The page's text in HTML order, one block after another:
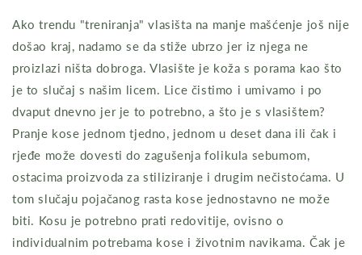
Ako trendu "treniranja" vlasišta na manje mašćenje još nije
došao kraj, nadamo se da stiže ubrzo jer iz njega ne
proizlazi ništa dobroga. Vlasište je koža s porama kao što
je to slučaj s našim licem. Lice čistimo i umivamo i po
dvaput dnevno jer je to potrebno, a što je s vlasištem?
Pranje kose jednom tjedno, jednom u deset dana ili čak i
rjeđe može dovesti do zagušenja folikula sebumom,
ostacima proizvoda za stiliziranje i drugim nečistoćama. U
tom slučaju pojačanog rasta kose jednostavno ne može
biti. Kosu je potrebno prati redovitije, ovisno o
individualnim potrebama kose i životnim navikama. Čak je